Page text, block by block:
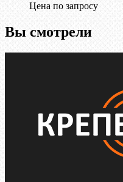
Цена по запросу
Вы смотрели